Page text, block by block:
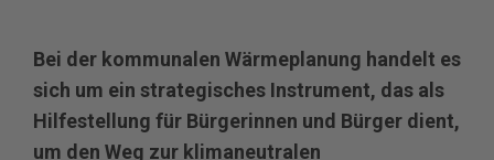
Bei der kommunalen Wärmeplanung handelt es
sich um ein strategisches Instrument, das als
Hilfestellung für Bürgerinnen und Bürger dient,
um den Weg zur klimaneutralen